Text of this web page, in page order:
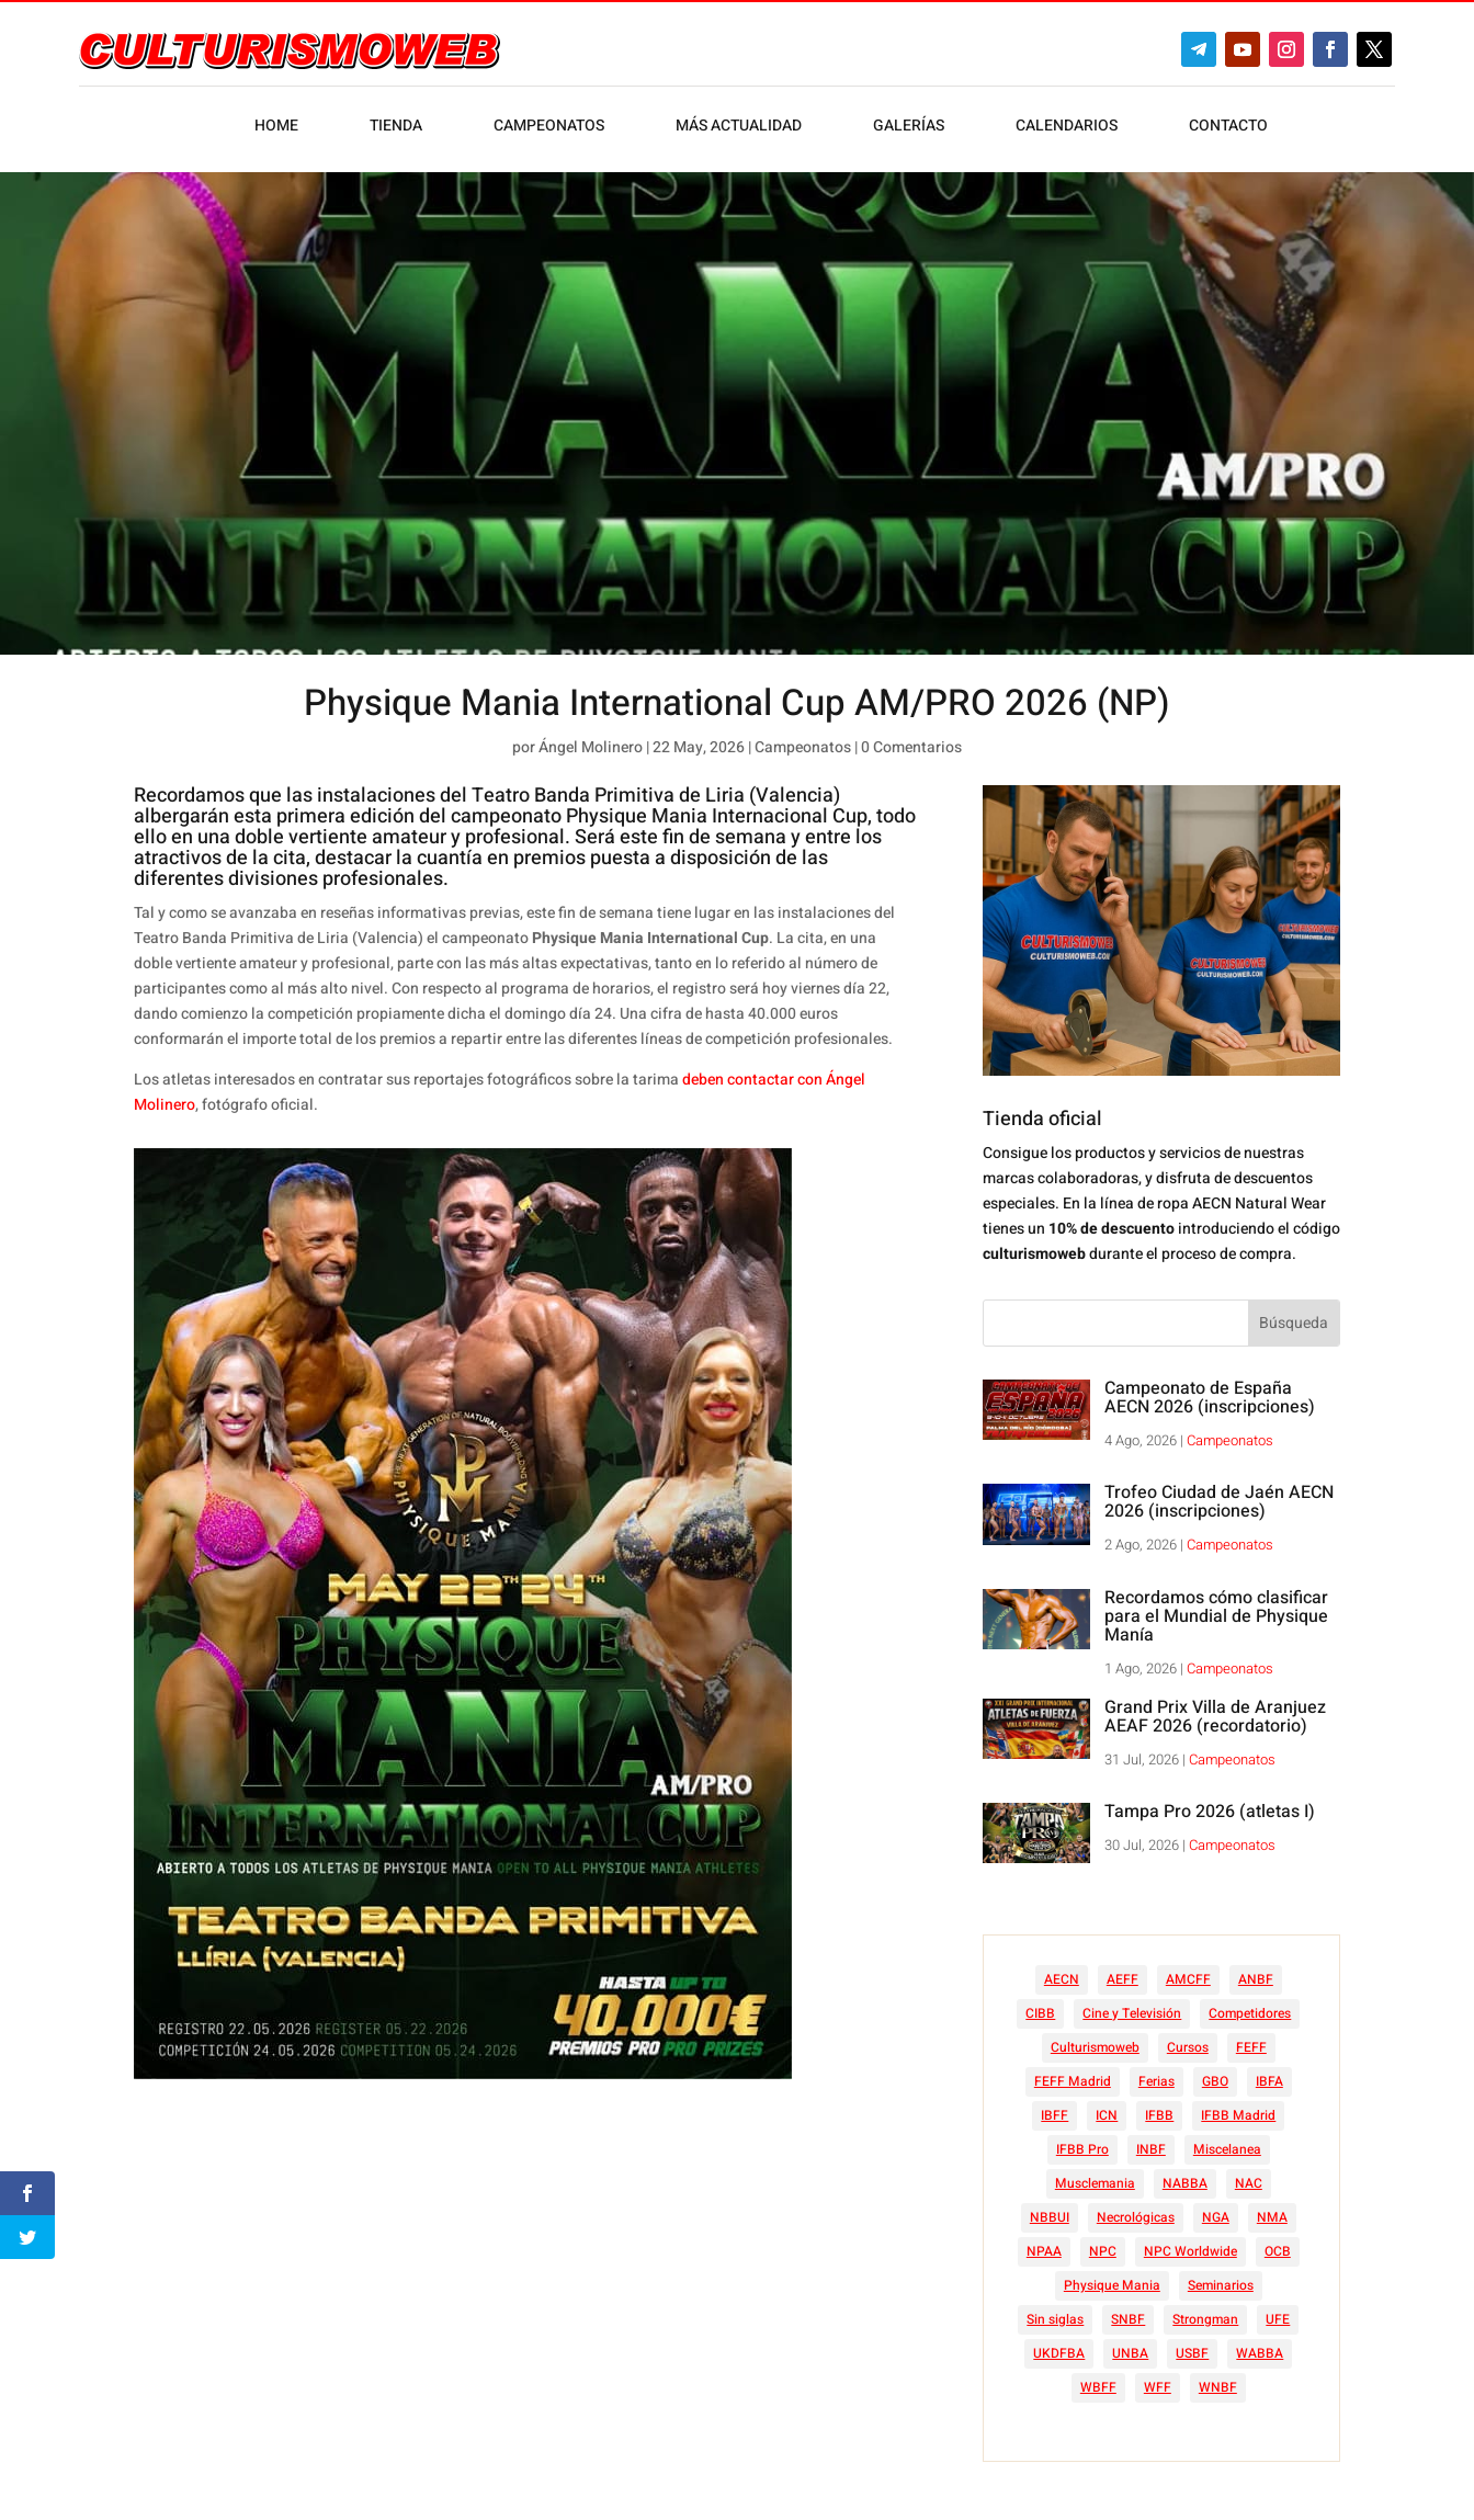
HOME TIENDA CAMPEONATOS MÁS ACTUALIDAD GALERÍAS CALENDARIOS CONTACTO
Physique Mania International Cup AM/PRO 2026 (NP)
porÁngel Molinero|22 May, 2026|Campeonatos|0 Comentarios
Recordamos que las instalaciones del Teatro Banda Primitiva de Liria (Valencia)
albergarán esta primera edición del campeonato Physique Mania Internacional Cup, todo
ello en una doble vertiente amateur y profesional. Será este fin de semana y entre los
atractivos de la cita, destacar la cuantía en premios puesta a disposición de las
diferentes divisiones profesionales.
Tal y como se avanzaba en reseñas informativas previas, este fin de semana tiene lugar en las instalaciones del
Teatro Banda Primitiva de Liria (Valencia) el campeonatoPhysique Mania International Cup. La cita, en una
doble vertiente amateur y profesional, parte con las más altas expectativas, tanto en lo referido al número de
participantes como al más alto nivel. Con respecto al programa de horarios, el registro será hoy viernes día 22,
dando comienzo la competición propiamente dicha el domingo día 24. Una cifra de hasta 40.000 euros
conformarán el importe total de los premios a repartir entre las diferentes líneas de competición profesionales.
Los atletas interesados en contratar sus reportajes fotográficos sobre la tarimadeben contactar con Ángel
Molinero, fotógrafo oficial. Tienda oficial
Consigue los productos y servicios de nuestras
marcas colaboradoras, y disfruta de descuentos
especiales. En la línea de ropa AECN Natural Wear
tienes un 10% de descuentointroduciendo el código
culturismowebdurante el proceso de compra.
Campeonato de España
AECN 2026 (inscripciones)
4 Ago, 2026| Campeonatos
Trofeo Ciudad de Jaén AECN
2026 (inscripciones)
2 Ago, 2026| Campeonatos
Recordamos cómo clasificar
para el Mundial de Physique
Manía
1 Ago, 2026| Campeonatos
Grand Prix Villa de Aranjuez
AEAF 2026 (recordatorio)
31 Jul, 2026| Campeonatos
Tampa Pro 2026 (atletas I)
30 Jul, 2026| Campeonatos
AECN AEFF AMCFF
ANBF
CIBB
Cine y Televisión
Competidores
Culturismoweb
Cursos
FEFF
FEFF Madrid
Ferias GBO
IBFA
IBFF
ICN IFBB
IFBB Madrid
IFBB Pro
INBF
Miscelanea
Musclemania
NABBA
NAC
NBBUI
Necrológicas NGA
NMA
NPAA
NPC NPC Worldwide
OCB
Physique Mania
Seminarios
Sin siglas
SNBF Strongman
UFE
UKDFBA
UNBA USBF
WABBA
WBFF
WFF WNBF